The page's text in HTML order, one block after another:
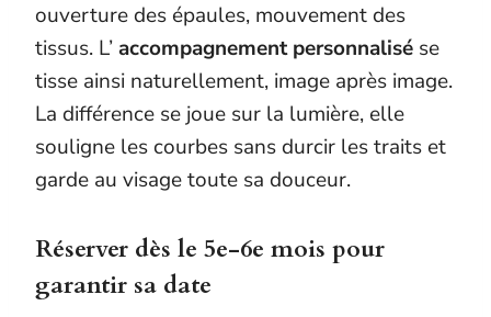
ouverture des épaules, mouvement des
tissus. L’accompagnement personnalisé se
tisse ainsi naturellement, image après image.
La différence se joue sur la lumière, elle
souligne les courbes sans durcir les traits et
garde au visage toute sa douceur.
Réserver dès le 5e-6e mois pour
garantir sa date